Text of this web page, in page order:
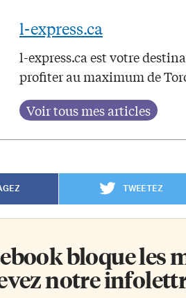
l-express.ca
l-express.ca est votre
profiter au maximum de
TWEETEZ
bloque les
notre